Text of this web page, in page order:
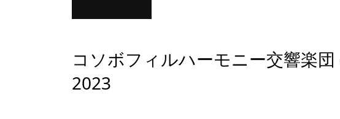
コソボフィルハーモニー交響楽
2023